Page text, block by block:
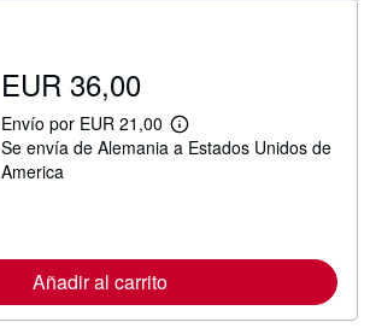
EUR 36,00
Envío por EUR 21,00
M
á
r
Se envía de Alemania a Estados Unidos de
America
Añadir al carrito